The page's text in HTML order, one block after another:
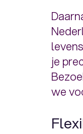
je
we